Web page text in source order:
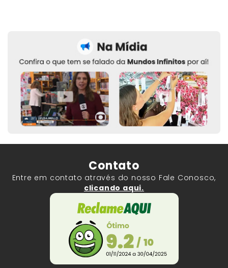
Contato
Entre em contato através do nosso Fale Conosco,
clicando aqui.